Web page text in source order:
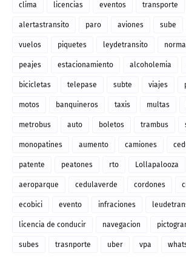
clima licencias eventos transporte
alertastransito paro aviones sube
vuelos piquetes leydetransito
peajes estacionamiento alcoholemia
bicicletas telepase subte viajes
motos banquineros taxis multas
metrobus auto boletos trambus
monopatines aumento camiones
patente peatones rto Lollapalooza
aeroparque cedulaverde cordones
ecobici evento infraciones
licencia de conducir navegacion
subes trasnporte uber vpa